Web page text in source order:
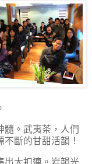
髓。武夷茶，人們
斷的甘甜活韻！
出大扣連。岩韻光